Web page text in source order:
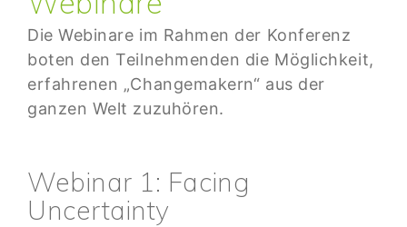
Die Webinare im Rahmen der Konferenz
boten den Teilnehmenden die Möglichkeit,
erfahrenen „Changemakern“ aus der
ganzen Welt zuzuhören.
Webinar 1: Facing
Uncertainty